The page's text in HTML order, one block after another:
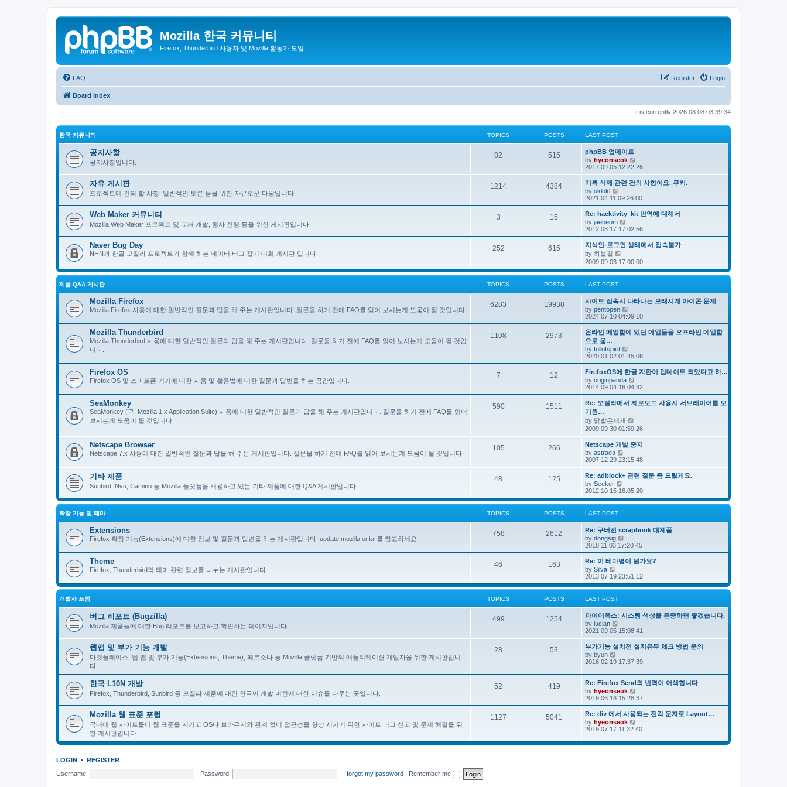
Mozilla 한국 커뮤니티
Firefox, Thunderbird 사용자 및 Mozilla 활동가 모임
FAQ Login
Register
Board index
It is currently 2026 08 08 03:39 34
한국 커뮤니티 TOPICS POSTS LAST POST
공지사항
공지사항입니다.
82 515
phpBB 업데이트
by hyeonseok
i
e
w
t
h
e
l
a
e
s
t
p
s
t
2017 09 05 12:22 26
자유 게시판
프로젝트에 건의 할 사항, 일반적인 토론 등을 위한 자유로운 마당입니다.
1214 4384
기록 삭제 관련 건의 사항이요. 쿠키.
by oklokl
i
e
w
t
h
e
l
a
t
e
s
t
s
t
2021 04 11 09:26 00
Web Maker 커뮤니티
Mozilla Web Maker 프로젝트 및 교재 개발, 행사 진행 등을 위한 게시판입니다.
3 15
Re: hacktivity_kit 번역에 대해서
by jaebeom
i
e
w
e
l
a
e
s
t
p
o
s
t
2012 08 17 17:02 56
Naver Bug Day
NHN과 한글 모질라 프로젝트가 함께 하는 네이버 버그 잡기 대회 게시판 입니다.
252 615
지식인-로그인 상태에서 접속불가
by 하늘길
i
w
e
l
a
t
e
s
t
o
s
t
2009 09 03 17:00 00
제품 Q&A 게시판 TOPICS POSTS LAST POST
Mozilla Firefox
Mozilla Firefox 사용에 대한 일반적인 질문과 답을 해 주는 게시판입니다. 질문을 하기 전에 FAQ를 읽어 보시는게 도움이 될 것입니다.
6283 19938
사이트 접속시 나타나는 모래시계 아이콘 문제
by pentopen
i
e
w
t
l
a
t
e
s
t
p
o
t
2024 07 10 04:09 10
Mozilla Thunderbird
Mozilla Thunderbird 사용에 대한 일반적인 질문과 답을 해 주는 게시판입니다. 질문을 하기 전에 FAQ를 읽어 보시는게 도움이 될 것입
니다.
1108 2973
온라인 메일함에 있던 메일들을 오프라인 메일함
으로 옮…
by fullofspirit
i
e
w
t
h
e
l
a
e
s
t
o
t
2020 01 02 01:45 06
Firefox OS
Firefox OS 및 스마트폰 기기에 대한 사용 및 활용법에 대한 질문과 답변을 하는 공간입니다.
7 12
FirefoxOS에 한글 자판이 업데이트 되었다고 하…
by originpanda
i
e
w
t
l
a
t
e
s
o
t
2014 09 04 16:04 32
SeaMonkey
SeaMonkey (구, Mozilla 1.x Application Suite) 사용에 대한 일반적인 질문과 답을 해 주는 게시판입니다. 질문을 하기 전에 FAQ를 읽어
보시는게 도움이 될 것입니다.
590 1511
Re: 모질라에서 제로보드 사용시 서브레이어를 보
기원…
by 닭발은세개
w
t
e
l
a
e
s
t
t
2009 09 30 01:59 26
Netscape Browser
Netscape 7.x 사용에 대한 일반적인 질문과 답을 해 주는 게시판입니다. 질문을 하기 전에 FAQ를 읽어 보시는게 도움이 될 것입니다.
105 266
Netscape 개발 중지
by astraea
i
e
w
t
h
e
l
e
s
p
s
t
2007 12 29 23:15 48
기타 제품
Sunbird, Nvu, Camino 등 Mozilla 플랫폼을 채용하고 있는 기타 제품에 대한 Q&A 게시판입니다.
48 125
Re: adblock+ 관련 질문 좀 드릴게요.
by Seeker
i
e
w
l
a
t
e
s
p
s
2012 10 15 16:05 20
확장 기능 및 테마 TOPICS POSTS LAST POST
Extensions
Firefox 확장 기능(Extensions)에 대한 정보 및 질문과 답변을 하는 게시판입니다. update.mozilla.or.kr 를 참고하세요
758 2612
Re: 구버전 scrapbook 대체품
by dongsig
i
e
w
h
e
l
e
s
p
s
t
2018 11 03 17:20 45
Theme
Firefox, Thunderbird의 테마 관련 정보를 나누는 게시판입니다.
46 163
Re: 이 테마명이 뭔가요?
by Silva
i
e
w
t
l
a
t
e
s
p
s
t
2013 07 19 23:51 12
개발자 포럼 TOPICS POSTS LAST POST
버그 리포트 (Bugzilla)
Mozilla 제품들에 대한 Bug 리포트를 보고하고 확인하는 페이지입니다.
499 1254
파이어폭스: 시스템 색상을 존중하면 좋겠습니다.
by lucian
i
e
w
t
h
e
a
t
e
s
t
p
o
s
2021 09 05 15:08 41
웹앱 및 부가 기능 개발
마켓플레이스, 웹 앱 및 부가 기능(Extensions, Theme), 페르소나 등 Mozilla 플랫폼 기반의 애플리케이션 개발자을 위한 게시판입니
다.
28 53
부가기능 설치전 설치유무 체크 방법 문의
by byun
i
w
t
h
e
a
t
e
s
p
t
2016 02 19 17:37 39
한국 L10N 개발
Firefox, Thunderbird, Sunbird 등 모질라 제품에 대한 한국어 개발 버전에 대한 이슈를 다루는 곳입니다.
52 419
Re: Firefox Send의 번역이 어색합니다
by hyeonseok
i
e
w
t
h
e
a
s
2019 06 18 15:28 37
Mozilla 웹 표준 포럼
국내에 웹 사이트들이 웹 표준을 지키고 OS나 브라우저와 관계 없이 접근성을 향상 시키기 위한 사이트 버그 신고 및 문제 해결을 위
한 게시판입니다.
1127 5041
Re: div 에서 사용되는 전각 문자로 Layout…
by hyeonseok
i
w
e
2019 07 17 11:32 40
LOGIN • REGISTER
Username:
Password: I forgot my password | Remember me